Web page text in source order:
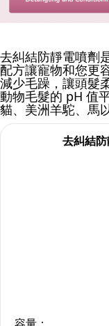
去糾結防靜電噴劑
配方讓寵物和您更
減少毛躁，讓頭髮
動物毛髮的 pH 值
貓、美洲羊駝、馬
去糾結